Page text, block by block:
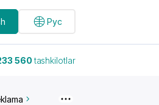
Рус
560tashkilotlar